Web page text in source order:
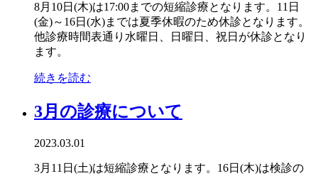
8月10日(木)は17:00までの短縮診療となります。11日
(金)～16日(水)までは夏季休暇のため休診となります。
他診療時間表通り水曜日、日曜日、祝日が休診となり
ます。
続きを読む
3月の診療について
2023.03.01
3月11日(土)は短縮診療となります。16日(木)は検診の